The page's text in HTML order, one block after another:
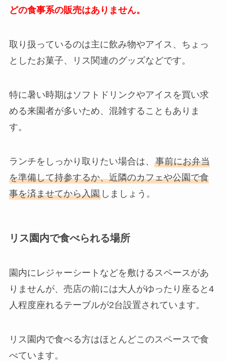
どの食事系の販売はありません。
取り扱っているのは主に飲み物やアイス、ちょっ
としたお菓子、リス関連のグッズなどです。
特に暑い時期はソフトドリンクやアイスを買い求
める来園者が多いため、混雑することもありま
す。
ランチをしっかり取りたい場合は、 事前にお弁当
を準備して持参するか、近隣のカフェや公園で食
事を済ませてから入園しましょう。
リス園内で食べられる場所
園内にレジャーシートなどを敷けるスペースがあ
りませんが、売店の前には大人がゆったり座ると4
人程度座れるテーブルが2台設置されています。
リス園内で食べる方はほとんどこのスペースで食
べています。